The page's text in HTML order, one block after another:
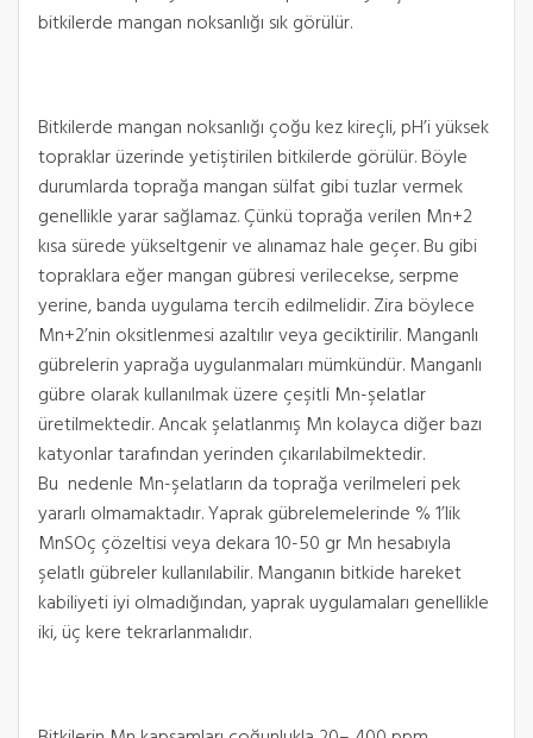
bitkilerde mangan noksanlığı sık görülür.
Bitkilerde mangan noksanlığı çoğu kez kireçli, pH’i yüksek
topraklar üzerinde yetiştirilen bitkilerde görülür. Böyle
durumlarda toprağa mangan sülfat gibi tuzlar vermek
genellikle yarar sağlamaz. Çünkü toprağa verilen Mn+2
kısa sürede yükseltgenir ve alınamaz hale geçer. Bu gibi
topraklara eğer mangan gübresi verilecekse, serpme
yerine, banda uygulama tercih edilmelidir. Zira böylece
Mn+2’nin oksitlenmesi azaltılır veya geciktirilir. Manganlı
gübrelerin yaprağa uygulanmaları mümkündür. Manganlı
gübre olarak kullanılmak üzere çeşitli Mn-şelatlar
üretilmektedir. Ancak şelatlanmış Mn kolayca diğer bazı
katyonlar tarafından yerinden çıkarılabilmektedir.
Bu nedenle Mn-şelatların da toprağa verilmeleri pek
yararlı olmamaktadır. Yaprak gübrelemelerinde % 1’lik
MnSOç çözeltisi veya dekara 10-50 gr Mn hesabıyla
şelatlı gübreler kullanılabilir. Manganın bitkide hareket
kabiliyeti iyi olmadığından, yaprak uygulamaları genellikle
iki, üç kere tekrarlanmalıdır.